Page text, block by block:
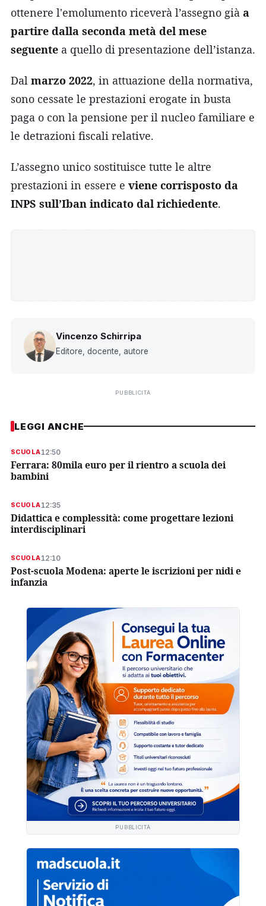
ottenere l'emolumento riceverà l’assegno già a
partire dalla seconda metà del mese
seguente a quello di presentazione dell’istanza.
Dal marzo 2022, in attuazione della normativa,
sono cessate le prestazioni erogate in busta
paga o con la pensione per il nucleo familiare e
le detrazioni fiscali relative.
L’assegno unico sostituisce tutte le altre
prestazioni in essere e viene corrisposto da
INPS sull’Iban indicato dal richiedente.
Vincenzo Schirripa
Editore, docente, autore
PUBBLICITÀ
LEGGI ANCHE
SCUOLA12:50
Ferrara: 80mila euro per il rientro a scuola dei
bambini
SCUOLA12:35
Didattica e complessità: come progettare lezioni
interdisciplinari
SCUOLA12:10
Post-scuola Modena: aperte le iscrizioni per nidi e
infanzia
PUBBLICITÀ